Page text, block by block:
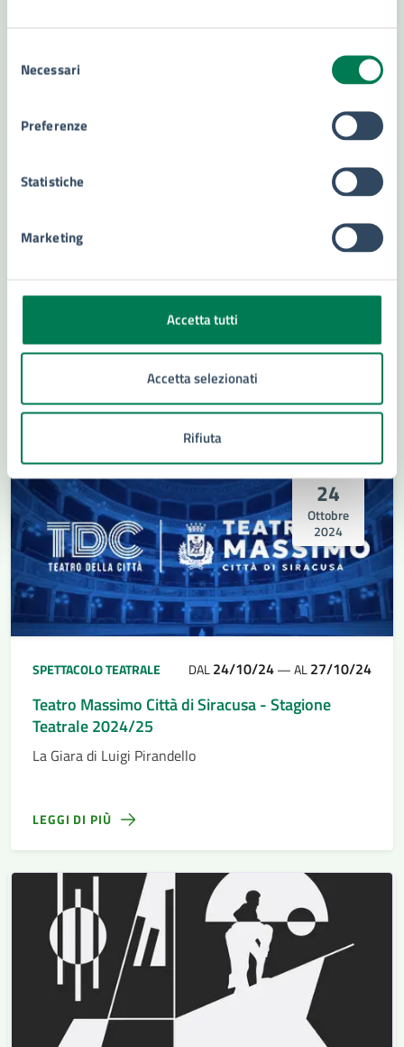
delNecessari
Preferenze
Statistiche
Marketing
Accetta tutti
Accetta selezionati
Rifiuta
Ottobre
2024
"La Spiritualità è Cura"
La forza dell'Amore nel Dolore
LEGGI DI PIÙ
24
Ottobre
2024
SPETTACOLO TEATRALE DAL24/10/24—AL27/10/24
Teatro Massimo Città di Siracusa - Stagione
Teatrale 2024/25
La Giara di Luigi Pirandello
LEGGI DI PIÙ